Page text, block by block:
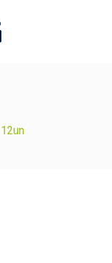
12un